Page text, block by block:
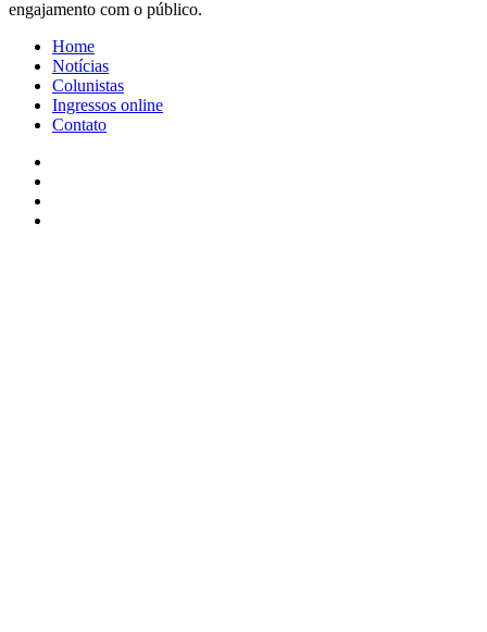
engajamento com o público.
Home
Notícias
Colunistas
Ingressos online
Contato